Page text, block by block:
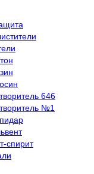
646
№1
спирит